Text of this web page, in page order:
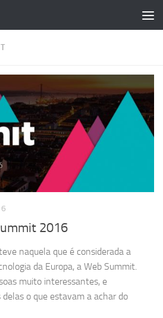
2016
naquela que é considerada a
da Europa, a Web Summit.
muito interessantes, e
o que estavam a achar do